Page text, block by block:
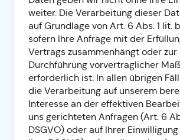
weiter. Die Verarbeitung dieser
auf Grundlage von Art. 6 Abs. 1 lit.
sofern Ihre Anfrage mit der
Vertrags zusammenhängt oder zur
Durchführung vorvertraglicher
erforderlich ist. In allen übrigen
die Verarbeitung auf unserem
Interesse an der effektiven
uns gerichteten Anfragen (Art. 6
DSGVO) oder auf Ihrer Einwilligung